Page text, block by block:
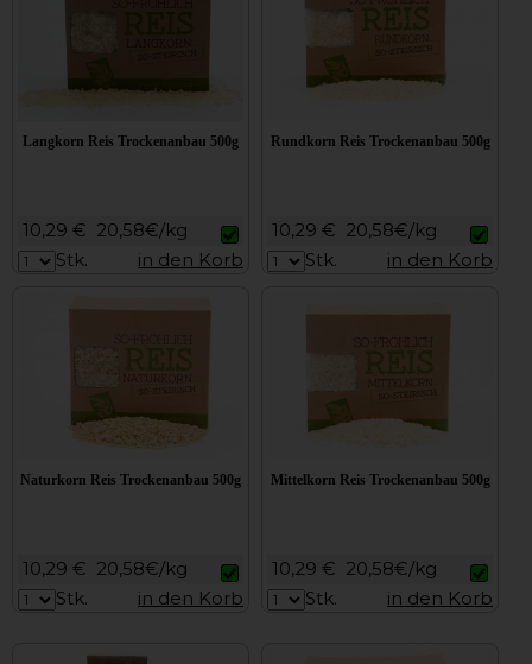
Langkorn Reis Trockenanbau 500g
10,29 € 20,58€/kg
Stk.
in den Korb
Rundkorn Reis Trockenanbau 500g
10,29 € 20,58€/kg
Stk.
in den Korb
Naturkorn Reis Trockenanbau 500g
10,29 € 20,58€/kg
Stk.
in den Korb
Mittelkorn Reis Trockenanbau 500g
10,29 € 20,58€/kg
Stk.
in den Korb